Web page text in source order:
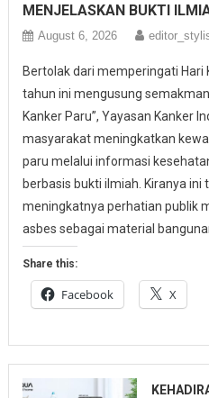
MENJELASKAN BUKTI
August 6, 2026
Bertolak dari memperingati Hari
tahun ini mengusung
Kanker Paru”, Yayasan Kanker
masyarakat meningkatkan
paru melalui informasi
berbasis bukti ilmiah. Kiranya ini
meningkatnya perhatian publik
asbes sebagai material
Share this:
Facebook X